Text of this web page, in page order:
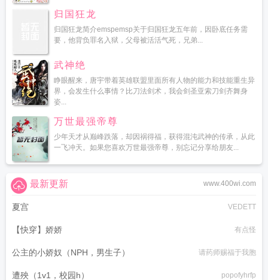
归国狂龙
归国狂龙简介emspemsp关于归国狂龙五年前，因卧底任务需
要，他背负罪名入狱，父母被活活气死，兄弟...
武神绝
睁眼醒来，唐宇带着英雄联盟里面所有人物的能力和技能重生异
界，会发生什么事情？比刀法剑术，我会剑圣亚索刀剑齐舞身
姿...
万世最强帝尊
少年天才从巅峰跌落，却因祸得福，获得混沌武神的传承，从此
一飞冲天。如果您喜欢万世最强帝尊，别忘记分享给朋友...
www.400wi.com
最新更新
夏宫 VEDETT
【快穿】娇娇 有点怪
公主的小娇奴（NPH，男生子） 请药师赐福于我胞
遭殃（1v1，校园h） popofyhrfp